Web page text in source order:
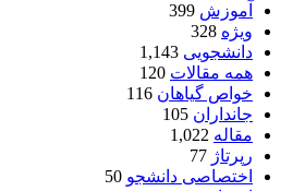
آموزش 399
ویژه 328
دانشجویی 1,143
همه مقالات 120
خواص گیاهان 116
جانداران 105
مقاله 1,022
رپرتاژ 77
اختصاصی دانشجو 50